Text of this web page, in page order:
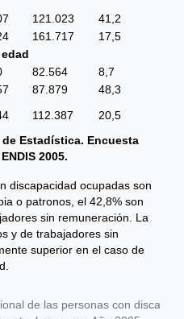
121.023
41,2
161.717
17,5
82.564
8,7
87.879
48,3
112.387
20,5
Estadística. Encuesta
2005.
discapacidad ocupadas son
o patronos, el 42,8% son
sin remuneración. La
y de trabajadores sin
superior en el caso de
de las personas con